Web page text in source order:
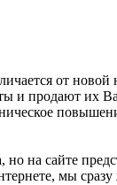
от новой
и продают их
но на сайте
мы